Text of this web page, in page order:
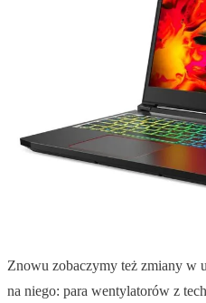
Znowu zobaczymy też zmiany w
na niego: para wentylatorów z